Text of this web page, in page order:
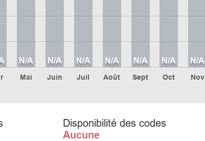
Mai
N/A
Juin
N/A
Juil
N/A
Août
N/A
Sept
N/A
Oct
N/A
Nov
N/A
Disponibilité des codes
Aucune